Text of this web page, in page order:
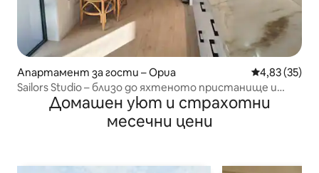
Апартамент за гости – Opua Средна
4,83 (35)
Sailors Studio – близо до яхтеното пристанище и
велосипедната пътека
Домашен уют и страхотни
месечни цени